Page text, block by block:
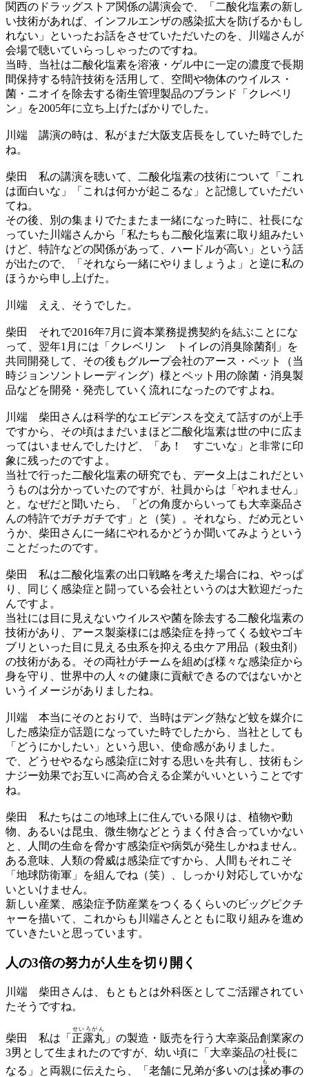
関西のドラッグストア関係の講演会で、「二酸化塩素の新し
い技術があれば、インフルエンザの感染拡大を防げるかもし
れない」といったお話をさせていただいたのを、川端さんが
会場で聴いていらっしゃったのですね。
当時、当社は二酸化塩素を溶液・ゲル中に一定の濃度で長期
間保持する特許技術を活用して、空間や物体のウイルス・
菌・ニオイを除去する衛生管理製品のブランド「クレベリ
ン」を2005年に立ち上げたばかりでした。
川端 講演の時は、私がまだ大阪支店長をしていた時でした
ね。
柴田
私の講演を聴いて、二酸化塩素の技術について「これ
は面白いな」「これは何かが起こるな」と記憶していただい
てね。
その後、別の集まりでたまたま一緒になった時に、社長にな
っていた川端さんから「私たちも二酸化塩素に取り組みたい
けど、特許などの関係があって、ハードルが高い」という話
が出たので、「それなら一緒にやりましょうよ」と逆に私の
ほうから申し上げた。
川端 ええ、そうでした。
柴田
それで2016年7月に資本業務提携契約を結ぶことにな
って、翌年1月には「クレベリン トイレの消臭除菌剤」を
共同開発して、その後もグループ会社のアース・ペット（当
時ジョンソントレーディング）様とペット用の除菌・消臭製
品などを開発・発売していく流れになったのですよね。
川端 柴田さんは科学的なエビデンスを交えて話すのが上手
ですから、その頃はまだいまほど二酸化塩素は世の中に広ま
ってはいませんでしたけど、「あ！ すごいな」と非常に印
象に残ったのですよ。
当社で行った二酸化塩素の研究でも、データ上はこれだとい
うものは分かっていたのですが、社員からは「やれません」
と。なぜだと聞いたら、「どの角度からいっても大幸薬品さ
んの特許でガチガチです」と（笑）。それなら、だめ元とい
うか、柴田さんに一緒にやれるかどうか聞いてみようという
ことだったのです。
柴田
私は二酸化塩素の出口戦略を考えた場合にね、やっぱ
り、同じく感染症と闘っている会社というのは大歓迎だった
んですよ。
当社には目に見えないウイルスや菌を除去する二酸化塩素の
技術があり、アース製薬様には感染症を持ってくる蚊やゴキ
ブリといった目に見える虫系を抑える虫ケア用品（殺虫剤）
の技術がある。その両社がチームを組めば様々な感染症から
身を守り、世界中の人々の健康に貢献できるのではないかと
いうイメージがありましたね。
川端 本当にそのとおりで、当時はデング熱など蚊を媒介に
した感染症が話題になっていた時でしたから、当社としても
「どうにかしたい」という思い、使命感がありました。
で、どうせやるなら感染症に対する思いを共有し、技術もシ
ナジー効果でお互いに高め合える企業がいいということです
ね。
柴田
私たちはこの地球上に住んでいる限りは、植物や動
物、あるいは昆虫、微生物などとうまく付き合っていかない
と、人間の生命を脅かす感染症や病気が発生しかねません。
ある意味、人類の脅威は感染症ですから、人間もそれこそ
「地球防衛軍」を組んでね（笑）、しっかり対応していかな
いといけません。
新しい産業、感染症予防産業をつくるくらいのビッグピクチ
ャーを描いて、これからも川端さんとともに取り組みを進め
ていきたいと思っています。
人の3倍の努力が人生を切り開く
川端 柴田さんは、もともとは外科医としてご活躍されてい
たそうですね。
柴田 私は「 正露丸
せいろがん
」の製造・販売を行う大幸薬品創業家の
3男として生まれたのですが、幼い頃に「大幸薬品の社長に
なる」と両親に伝えたら、「老舗に兄弟が多いのは揉
も
め事の